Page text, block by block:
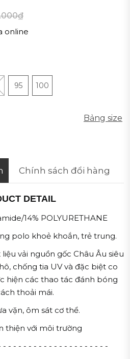
online
95 100
Bảng size
Chính sách đổi hàng
DETAIL
14% POLYURETHANE
polo khoẻ khoắn, trẻ trung.
vải nguồn gốc Châu Âu siêu
chống tia UV và đặc biệt co
hiện các thao tác đánh bóng
thoải mái.
vặn, ôm sát cơ thể.
thiện với môi trường
- - - - - - - - - - - - - - - - - - - -